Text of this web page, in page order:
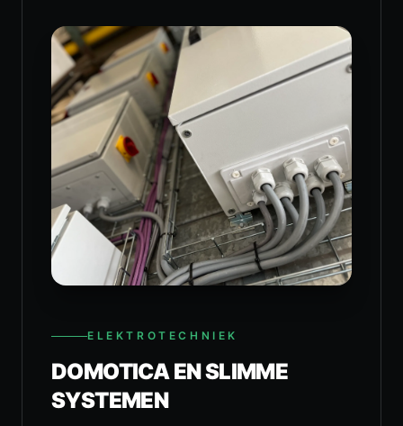
ELEKTROTECHNIEK
DOMOTICA EN SLIMME
SYSTEMEN